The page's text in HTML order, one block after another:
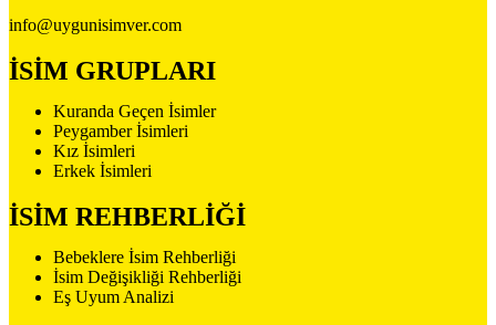
info@uygunisimver.com
İSİM GRUPLARI
Kuranda Geçen İsimler
Peygamber İsimleri
Kız İsimleri
Erkek İsimleri
İSİM REHBERLİĞİ
Bebeklere İsim Rehberliği
İsim Değişikliği Rehberliği
Eş Uyum Analizi